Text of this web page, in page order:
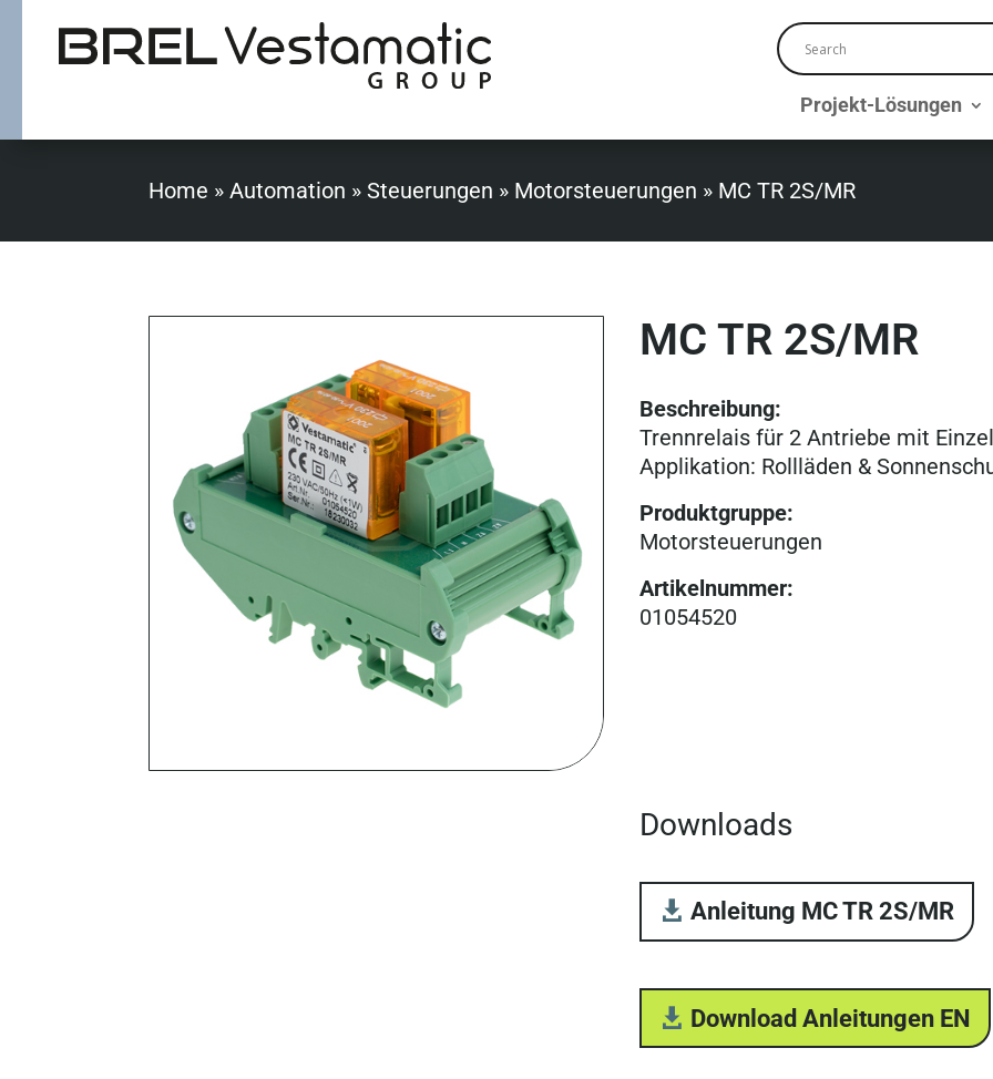
Projekt-Lösungen
Home »Automation »Steuerungen » Motorsteuerungen » MC TR 2S/MR
MC TR 2S/MR
Beschreibung:
Trennrelais für 2 Antriebe mit
Applikation: Rollläden &
Produktgruppe:
Motorsteuer­ungen
Artikelnummer:
01054520
Downloads
Anleitung MC TR 2S/MR
Download Anleitungen EN